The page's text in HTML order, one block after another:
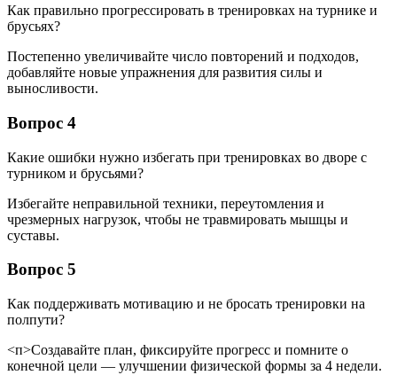
Как правильно прогрессировать в тренировках на турнике и
брусьях?
Постепенно увеличивайте число повторений и подходов,
добавляйте новые упражнения для развития силы и
выносливости.
Вопрос 4
Какие ошибки нужно избегать при тренировках во дворе с
турником и брусьями?
Избегайте неправильной техники, переутомления и
чрезмерных нагрузок, чтобы не травмировать мышцы и
суставы.
Вопрос 5
Как поддерживать мотивацию и не бросать тренировки на
полпути?
<п>Создавайте план, фиксируйте прогресс и помните о
конечной цели — улучшении физической формы за 4 недели.